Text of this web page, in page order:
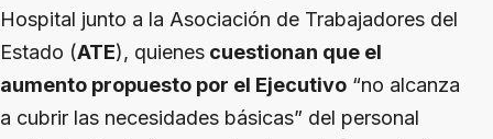
Hospital junto a la Asociación de Trabajadores del
Estado (ATE), quienes cuestionan que el
aumento propuesto por el Ejecutivo “no alcanza
a cubrir las necesidades básicas” del personal